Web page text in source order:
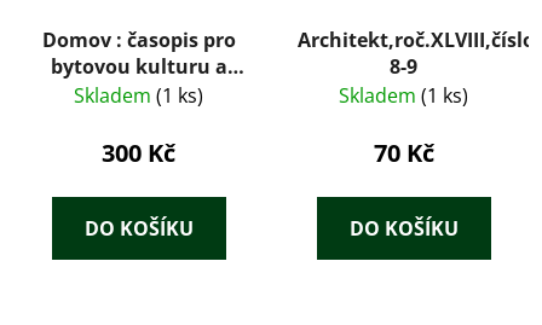
Domov : časopis pro
bytovou kulturu a
techniku v
Skladem (1 ks)
300 Kč
DO KOŠÍKU
Architekt,roč.XLVIII,číslo-
8-9
Skladem (1 ks)
70 Kč
DO KOŠÍKU